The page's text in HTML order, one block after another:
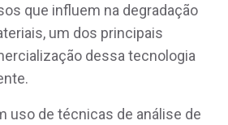
que influem na degradação
um dos principais
dessa tecnologia
uso de técnicas de análise de